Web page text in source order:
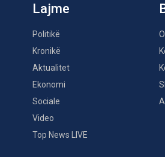
Lajme
Politikë
Kronikë
Aktualitet
Ekonomi
Sociale
Video
Top News LIVE